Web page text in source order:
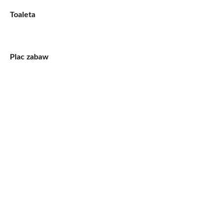
Toaleta
Plac zabaw